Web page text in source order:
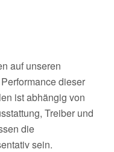
auf unseren
dieser
ist abhängig von
Treiber und
die
sein.